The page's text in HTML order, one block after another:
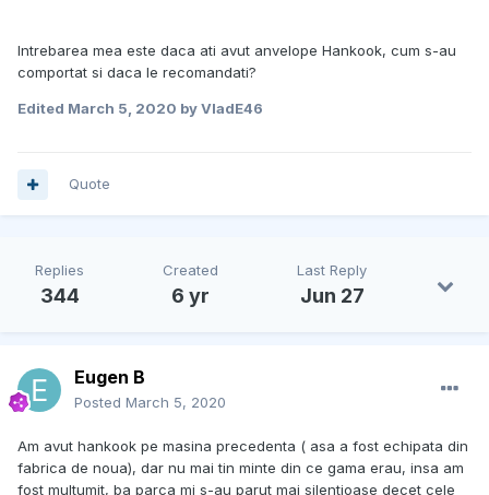
Intrebarea mea este daca ati avut anvelope Hankook, cum s-au
comportat si daca le recomandati?
Edited March 5, 2020 by VladE46
Quote
Replies
344
Created
6 yr
Last Reply
Jun 27
Eugen B
Posted March 5, 2020
Am avut hankook pe masina precedenta ( asa a fost echipata din
fabrica de noua), dar nu mai tin minte din ce gama erau, insa am
fost multumit, ba parca mi s-au parut mai silentioase decet cele